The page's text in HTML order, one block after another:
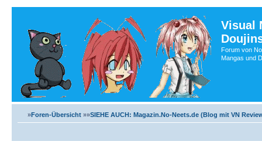
Visual
Forum von
Mangas und
»Foren-Übersicht »»SIEHE AUCH: Magazin.No-Neets.de (Blog mit VN